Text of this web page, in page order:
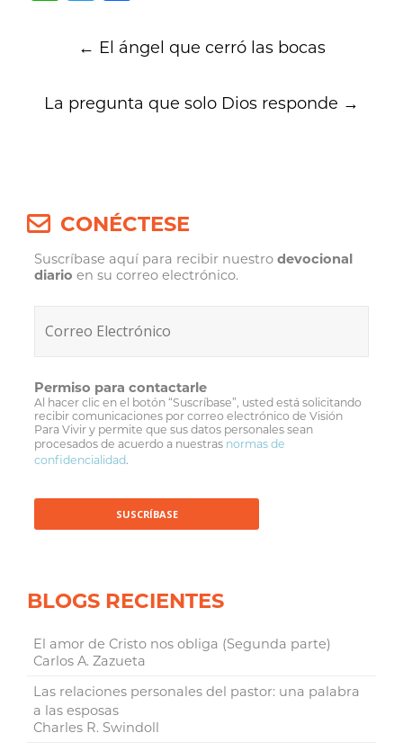
navigation
← El ángel que cerró las bocas
La pregunta que solo Dios responde →
CONÉCTESE
Suscríbase aquí para recibir nuestrodevocional
diario en su correo electrónico.
Permiso para contactarle
Al hacer clic en el botón “Suscríbase”, usted está solicitando
recibir comunicaciones por correo electrónico de Visión
Para Vivir y permite que sus datos personales sean
procesados de acuerdo a nuestras normas de
confidencialidad.
BLOGS RECIENTES
El amor de Cristo nos obliga (Segunda parte)
Carlos A. Zazueta
Las relaciones personales del pastor: una palabra
a las esposas
Charles R. Swindoll